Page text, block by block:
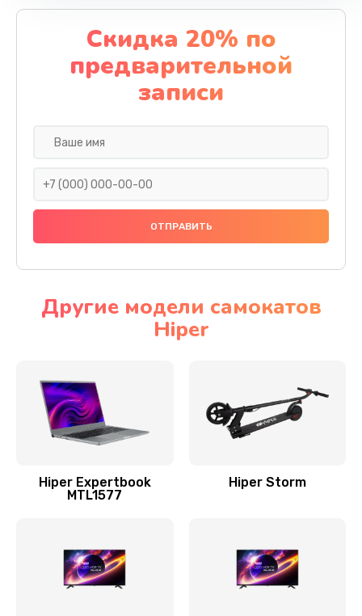
Скидка 20% по
предварительной
записи
Другие модели самокатов
Hiper
Hiper Expertbook
MTL1577
Hiper Storm